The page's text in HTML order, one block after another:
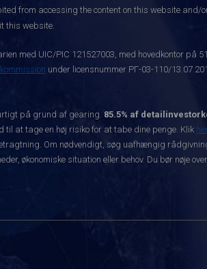
from accessing the content on this website
this website.
med UIC/PIC 121527003, med hovedkontor på
under licensnummer РГ-03-110/
på grund af gearing. 85.5% af
til at tage en høj risiko for at tabe dine penge. Klik her
Om nødvendigt, søg uafhængig
økonomiske situation eller behov. Du bør nøje